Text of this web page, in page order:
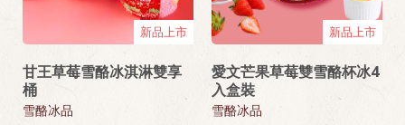
新品上市
甘王草莓雪酪冰淇淋雙享
桶
雪酪冰品
新品上市
愛文芒果草莓雙雪酪杯冰4
入盒裝
雪酪冰品